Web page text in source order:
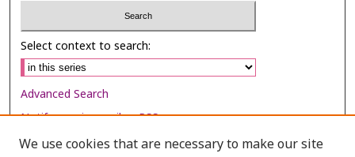
Select context to search:
Advanced Search
Notify me via email orRSS
We use cookies that are necessary to make our site